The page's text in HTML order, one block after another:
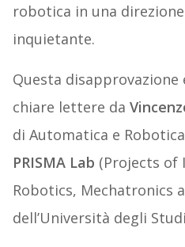
robotica in una
inquietante.
Questa disapprovazione
chiare lettere da
di Automatica e
PRISMA Lab (Projects of
Robotics, Mechatronics
dell’Università degli